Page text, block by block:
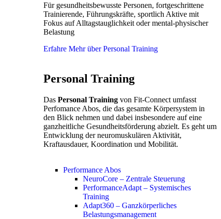
Für gesundheitsbewusste Personen, fortgeschrittene
Trainierende, Führungskräfte, sportlich Aktive mit
Fokus auf Alltagstauglichkeit oder mental-physischer
Belastung
Erfahre Mehr über Personal Training
Personal Training
Das Personal Training von Fit-Connect umfasst
Perfomance Abos, die das gesamte Körpersystem in
den Blick nehmen und dabei insbesondere auf eine
ganzheitliche Gesundheitsförderung abzielt. Es geht um
Entwicklung der neuromuskulären Aktivität,
Kraftausdauer, Koordination und Mobilität.
Performance Abos
NeuroCore – Zentrale Steuerung
PerformanceAdapt – Systemisches
Training
Adapt360 – Ganzkörperliches
Belastungsmanagement